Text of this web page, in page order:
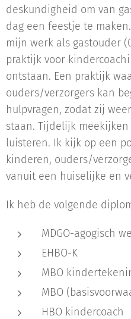
deskundigheid om van
dag een feestje te
mijn werk als gastouder
praktijk voor
ontstaan. Een praktijk
ouders/verzorgers kan
hulpvragen, zodat zij
staan. Tijdelijk
luisteren. Ik kijk op een
kinderen, ouders/
vanuit een huiselijke en
Ik heb de volgende
MDGO-agogisch
EHBO-K
MBO
MBO
HBO kindercoach